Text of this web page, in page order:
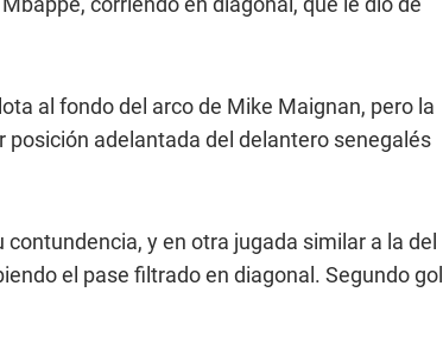
al fondo del arco de Mike Maignan, pero la
adelantada del delantero senegalés
y en otra jugada similar a la del
el pase filtrado en diagonal. Segundo gol